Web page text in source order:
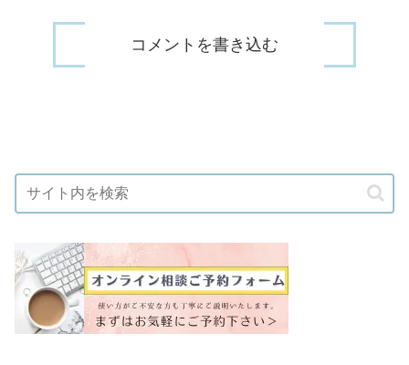
コメントを書き込む